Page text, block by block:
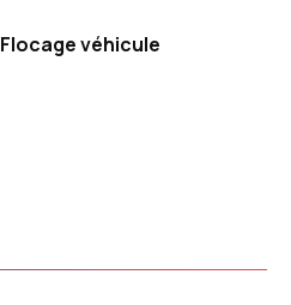
Flocage véhicule